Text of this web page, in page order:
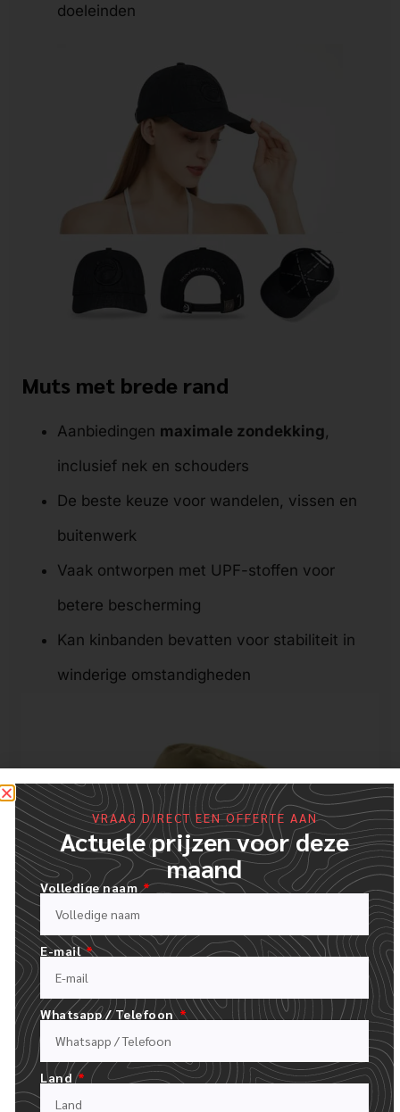
doeleinden
Muts met brede rand
Aanbiedingen maximale zondekking
inclusief nek en schouders
De beste keuze voor wandelen, vissen en
buitenwerk
Vaak ontworpen met UPF-stoffen voor
betere bescherming
Kan kinbanden bevatten voor stabiliteit in
winderige omstandigheden
Aangepaste grote rand vissers
emmer hoed groothandel
VRAAG DIRECT EEN OFFERTE AAN
Actuele prijzen voor deze
maand
Volledige naam
E-mail
Whatsapp / Telefoon
Land